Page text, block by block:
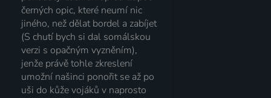
černých opic, které neumí nic
jiného, než dělat bordel a zabíjet
(S chutí bych si dal somálskou
verzi s opačným vyzněním),
jenže právě tohle zkreslení
umožní našinci ponořit se až po
uši do kůže vojáků v naprosto